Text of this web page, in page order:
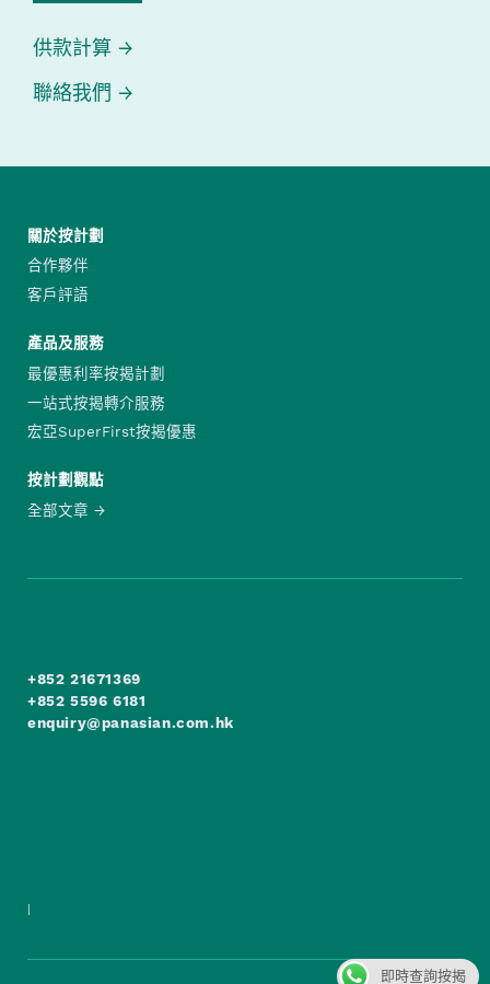
供款計算
聯絡我們
關於按計劃
合作夥伴
客戶評語
產品及服務
最優惠利率按揭計劃
一站式按揭轉介服務
宏亞SuperFirst按揭優惠
按計劃觀點
全部文章
+852 21671369
+852 5596 6181
enquiry@panasian.com.hk
即時查詢按揭